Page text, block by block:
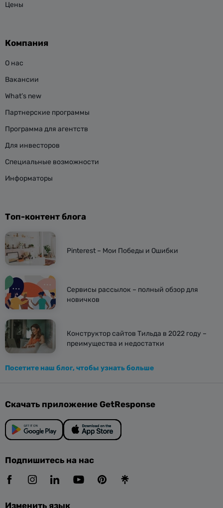
Цены
Компания
О нас
Вакансии
What’s new
Партнерские программы
Программа для агентств
Для инвесторов
Специальные возможности
Информаторы
Топ-контент блога
Pinterest – Мои Победы и Ошибки
Сервисы рассылок – полный обзор для
новичков
Конструктор сайтов Тильда в 2022 году –
преимущества и недостатки
Посетите наш блог, чтобы узнать больше
Скачать приложение GetResponse
Подпишитесь на нас
Изменить язык